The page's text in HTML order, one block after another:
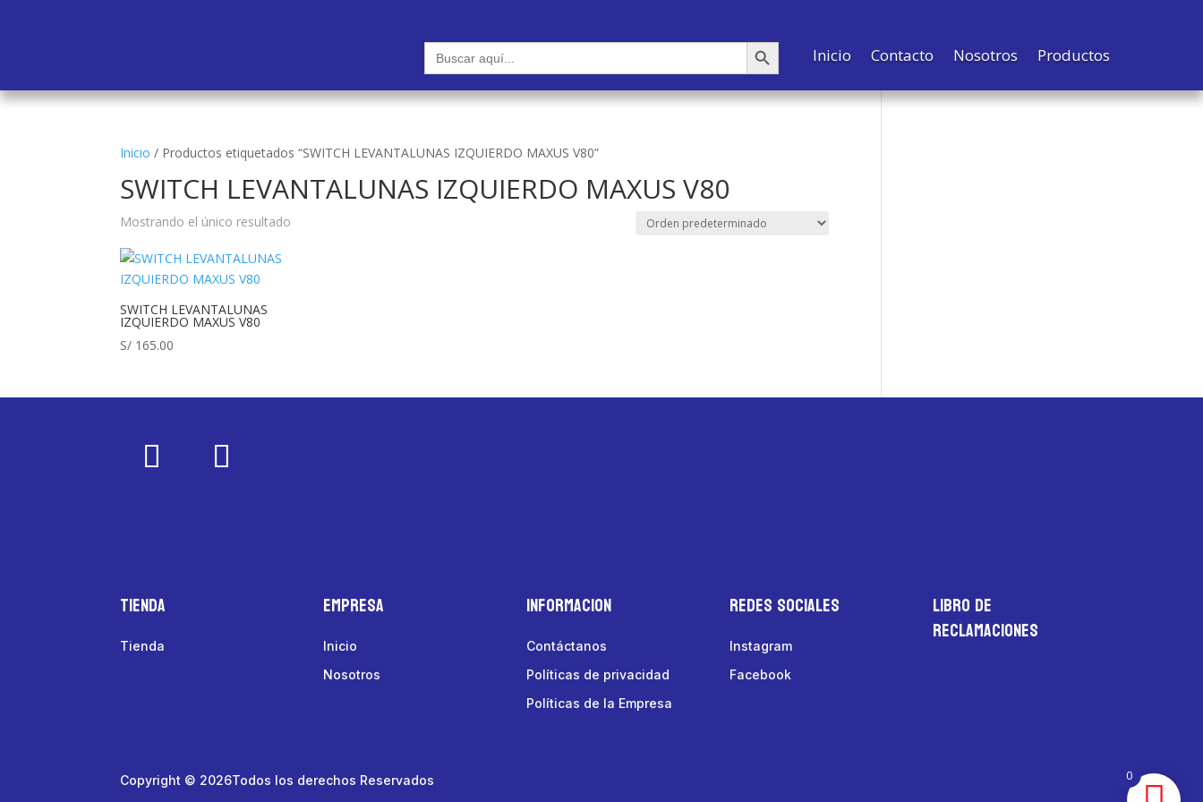
Buscar: Botón de búsqueda
Inicio Contacto Nosotros Productos
Inicio / Productos etiquetados “SWITCH LEVANTALUNAS IZQUIERDO MAXUS V80”
SWITCH LEVANTALUNAS IZQUIERDO MAXUS V80
Mostrando el único resultado
SWITCH LEVANTALUNAS
IZQUIERDO MAXUS V80
S/ 165.00
Tienda
Tienda
Empresa
Inicio
Nosotros
Informacion
Contáctanos
Políticas de privacidad
Políticas de la Empresa
Redes Sociales
Instagram
Facebook
LIBRO DE
RECLAMACIONES
Copyright © 2026Todos los derechos Reservados 0